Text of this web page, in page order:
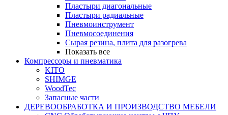
Пластыри диагональные
Пластыри радиальные
Пневмоинструмент
Пневмосоединения
Сырая резина, плита для разогрева
Показать все
Компрессоры и пневматика
KITO
SHIMGE
WoodTec
Запасные части
ДЕРЕВООБРАБОТКА И ПРОИЗВОДСТВО МЕБЕЛИ